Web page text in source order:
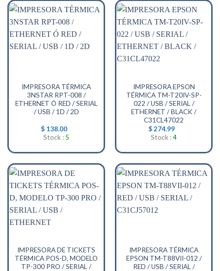
IMPRESORA TÉRMICA
3NSTAR RPT-008 /
ETHERNET Ó RED / SERIAL
/ USB / 1D / 2D
$138.00
Stock : 5
IMPRESORA EPSON
TÉRMICA TM-T20IV-SP-
022 / USB / SERIAL /
ETHERNET / BLACK /
C31CL47022
$274.99
Stock :4
IMPRESORA DE TICKETS
TÉRMICA POS-D, MODELO
TP-300 PRO / SERIAL /
IMPRESORA TÉRMICA
EPSON TM-T88VII-012 /
RED / USB / SERIAL /